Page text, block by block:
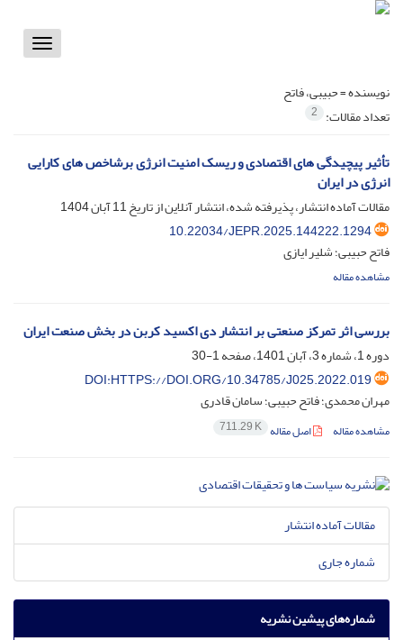
Toggle
نویسنده =حبیبی، فاتح
تعداد مقالات: 2
تأثیر پیچیدگی ‌های اقتصادی و ریسک امنیت انرژی برشاخص ‌های کارایی
انرژی در ایران
مقالات آماده انتشار، پذیرفته شده، انتشار آنلاین از تاریخ11 آبان 1404
10.22034/JEPR.2025.144222.1294
فاتح حبیبی؛ شلیر ایازی
مشاهده مقاله
بررسی اثر تمرکز صنعتی بر انتشار دی اکسید کربن در بخش صنعت ایران
دوره 1، شماره 3، آبان 1401، صفحه
1-30
DOI:HTTPS://DOI.ORG/10.34785/J025.2022.019
مهران محمدی؛ فاتح حبیبی؛ سامان قادری
مشاهده مقاله اصل مقاله 711.29 K
مقالات آماده انتشار
شماره جاری
شماره‌های پیشین نشریه